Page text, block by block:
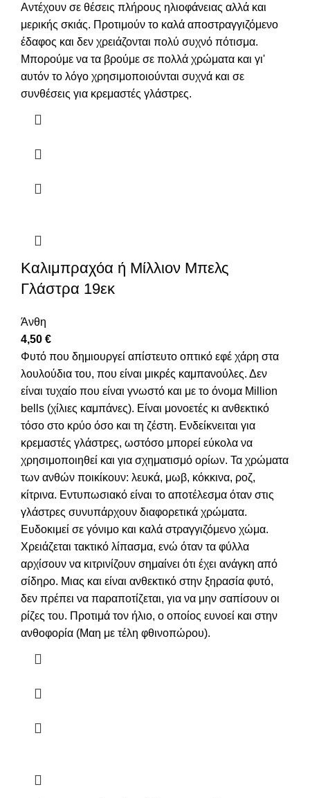
Αντέχουν σε θέσεις πλήρους ηλιοφάνειας αλλά και
μερικής σκιάς. Προτιμούν το καλά αποστραγγιζόμενο
έδαφος και δεν χρειάζονται πολύ συχνό πότισμα.
Μπορούμε να τα βρούμε σε πολλά χρώματα και γι'
αυτόν το λόγο χρησιμοποιούνται συχνά και σε
συνθέσεις για κρεμαστές γλάστρες.
Καλιμπραχόα ή Μίλλιον Μπελς
Γλάστρα 19εκ
Άνθη
4,50 €
Φυτό που δημιουργεί απίστευτο οπτικό εφέ χάρη στα
λουλούδια του, που είναι μικρές καμπανούλες. Δεν
είναι τυχαίο που είναι γνωστό και με το όνομα Million
bells (χίλιες καμπάνες). Είναι μονοετές κι ανθεκτικό
τόσο στο κρύο όσο και τη ζέστη. Ενδείκνειται για
κρεμαστές γλάστρες, ωστόσο μπορεί εύκολα να
χρησιμοποιηθεί και για σχηματισμό ορίων. Τα χρώματα
των ανθών ποικίκουν: λευκά, μωβ, κόκκινα, ροζ,
κίτρινα. Εντυπωσιακό είναι το αποτέλεσμα όταν στις
γλάστρες συνυπάρχουν διαφορετικά χρώματα.
Ευδοκιμεί σε γόνιμο και καλά στραγγιζόμενο χώμα.
Χρειάζεται τακτικό λίπασμα, ενώ όταν τα φύλλα
αρχίσουν να κιτρινίζουν σημαίνει ότι έχει ανάγκη από
σίδηρο. Μιας και είναι ανθεκτικό στην ξηρασία φυτό,
δεν πρέπει να παραποτίζεται, για να μην σαπίσουν οι
ρίζες του. Προτιμά τον ήλιο, ο οποίος ευνοεί και στην
ανθοφορία (Μαη με τέλη φθινοπώρου).